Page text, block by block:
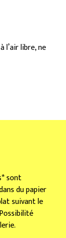
l’air libre, ne
sont
du papier
suivant le